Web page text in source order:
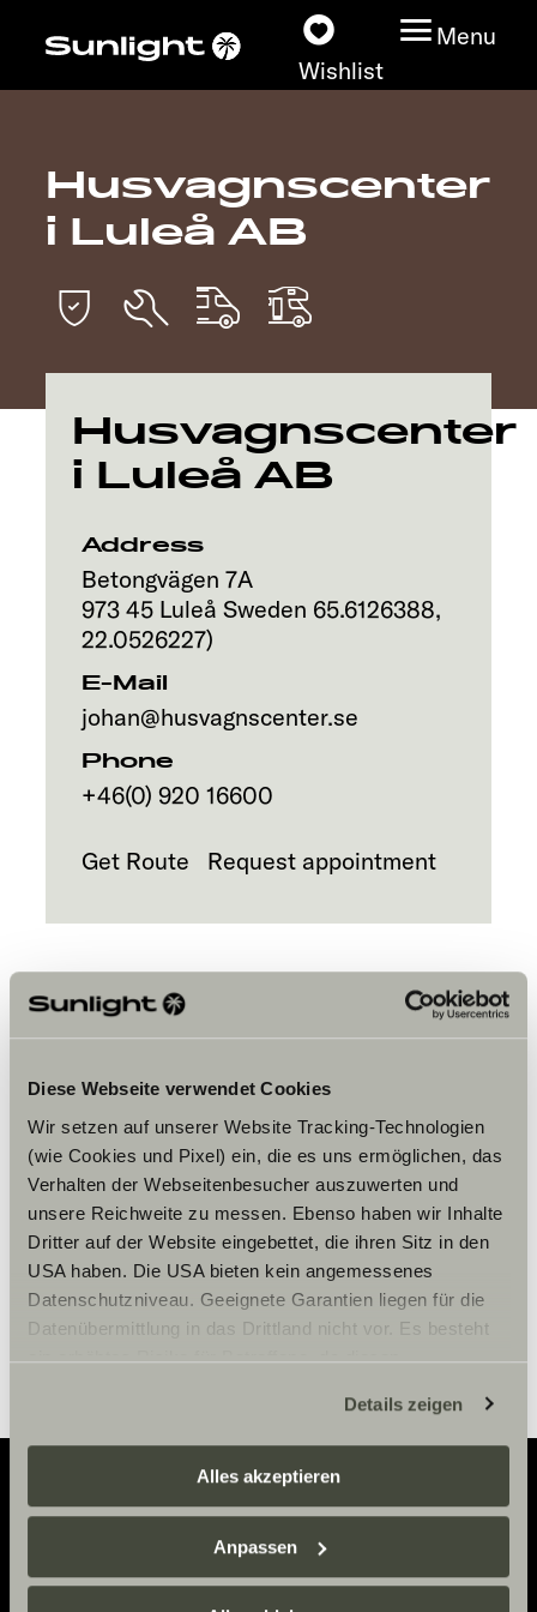
Diese Webseite verwendet Cookies
Wir setzen auf unserer Website Tracking-Technologien
(wie Cookies und Pixel) ein, die es uns ermöglichen, das
Verhalten der Webseitenbesucher auszuwerten und
unsere Reichweite zu messen. Ebenso haben wir Inhalte
Dritter auf der Website eingebettet, die ihren Sitz in den
USA haben. Die USA bieten kein angemessenes
Datenschutzniveau. Geeignete Garantien liegen für die
Datenübermittlung in das Drittland nicht vor. Es besteht
ein erhöhtes Risiko für Betroffene, da diesen
zustehen. Eingesetzte Dienstleister können Daten für
eigene Zwecke verarbeiten und mit anderen Daten
zusammenführen. Weitere Informationen finden Sie hier:
Datenschutzerklärung
einzelne Cookies/Dienste in den Einstellungen aus,
erteilen Sie uns Ihre Einwilligung zur Verarbeitung Ihrer
Details zeigen
Alles akzeptieren
Anpassen
Wishlist
Menu
Models
Dealerslocator
Service
Husvagnscenter
i Luleå AB
Husvagnscenter
i Luleå AB
Address
Betongvägen 7A
973 45 Luleå Sweden 65.6126388,
22.0526227)
E-Mail
johan@husvagnscenter.se
Phone
+46(0) 920 16600
Get Route Request appointment
Please accept marketing-
cookies to use this function.
Cookie Settings
Adventure
Now.